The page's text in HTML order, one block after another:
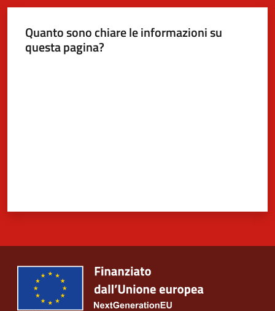
Quanto sono chiare le informazioni su
questa pagina?